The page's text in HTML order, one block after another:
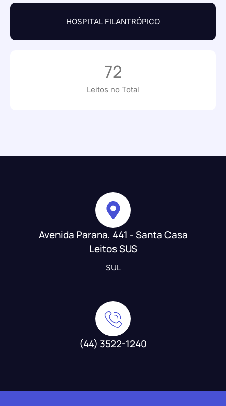
HOSPITAL FILANTRÓPICO
Leitos no Total
72
Avenida Parana, 441 - Santa Casa
Leitos SUS
SUL
(44) 3522-1240